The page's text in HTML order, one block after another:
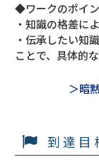
◆ワークのポイ
・知識の格差に
・伝承したい知
ことで、具体的
＞暗
到達目